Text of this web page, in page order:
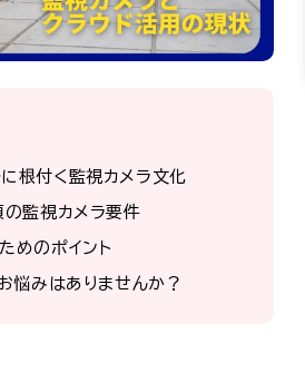
根付く監視カメラ文化
監視カメラ要件
めのポイント
悩みはありませんか？